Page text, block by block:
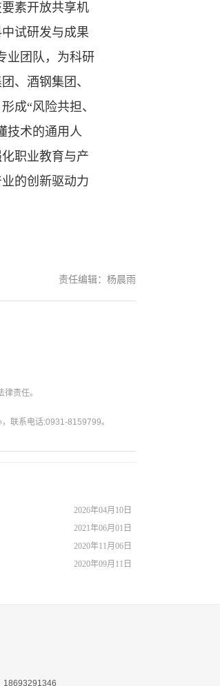
素开放共享机
试研发与成果
业团队，为科研
、酒钢集团、
成“风险共担、
技术的通用人
职业教育与产
的创新驱动力
责任编辑：杨晨雨
责任。
联系电话:0931-8159799。
2026年04月10日
2021年06月01日
2020年11月06日
2020年09月11日